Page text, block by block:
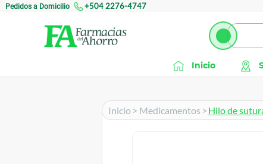
Pedidos a Domicilio +504 2276-4747
Inicio
Inicio > Medicamentos > Hilo de